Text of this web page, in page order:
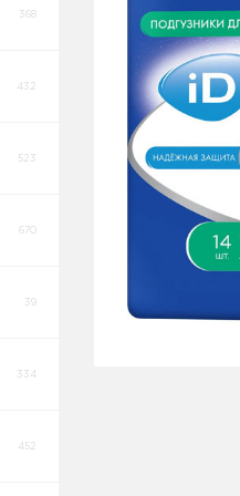
368
432
523
670
39
334
452